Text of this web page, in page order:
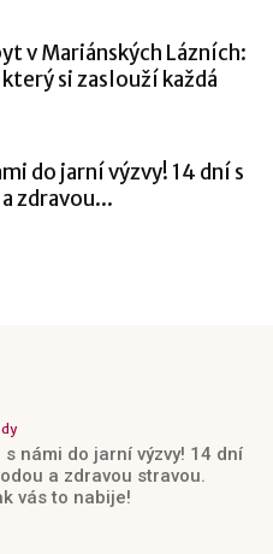
v Mariánských Lázních:
který si zaslouží každá
do jarní výzvy! 14 dní s
zdravou...
s námi do jarní výzvy! 14 dní
a zdravou stravou.
vás to nabije!